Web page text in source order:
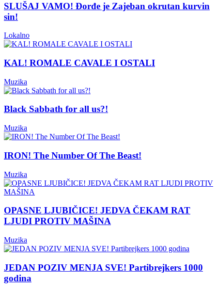
SLUŠAJ VAMO! Đorđe je Zajeban okrutan kurvin
sin!
Lokalno
KAL! ROMALE CAVALE I OSTALI
Muzika
Black Sabbath for all us?!
Muzika
IRON! The Number Of The Beast!
Muzika
OPASNE LJUBIČICE! JEDVA ČEKAM RAT
LJUDI PROTIV MAŠINA
Muzika
JEDAN POZIV MENJA SVE! Partibrejkers 1000
godina